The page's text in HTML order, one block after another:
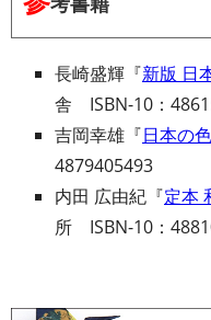
考書籍
長崎盛輝『新版 日
舎 ISBN-10：
吉岡幸雄『日本の
4879405493
内田 広由紀『定本
所 ISBN-10：